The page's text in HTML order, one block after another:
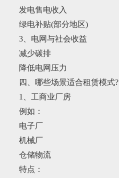
发电售电收入
绿电补贴(部分地区)
3、电网与社会收益
减少碳排
降低电网压力
四、哪些场景适合租赁模式?
1、工商业厂房
例如：
电子厂
机械厂
仓储物流
特点：